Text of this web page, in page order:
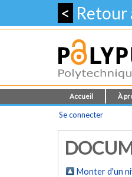
<
Accueil À
Se connecter
Monter d'un